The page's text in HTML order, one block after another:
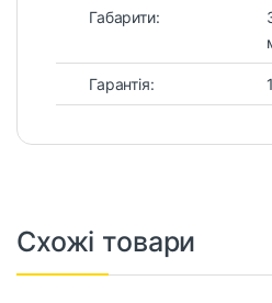
Габарити:
Гарантія:
Схожі товари